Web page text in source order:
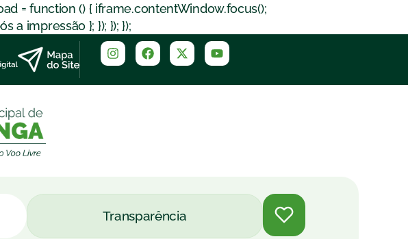
= function () { iframe.contentWindow.focus();
a impressão }; }); }); });
Transparência